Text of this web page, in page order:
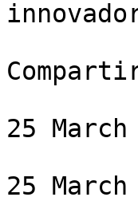
25
25